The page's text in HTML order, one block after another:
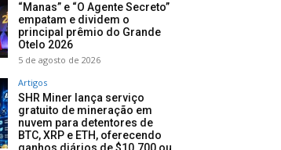
“Manas” e “O Agente Secreto”
empatam e dividem o
principal prêmio do Grande
Otelo 2026
5 de agosto de 2026
Artigos
SHR Miner lança serviço
gratuito de mineração em
nuvem para detentores de
BTC, XRP e ETH, oferecendo